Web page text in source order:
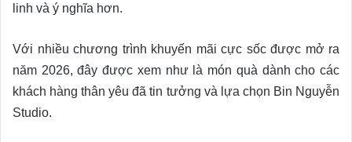
linh và ý nghĩa hơn.
Với nhiều chương trình khuyến mãi cực sốc được mở ra
năm 2026, đây được xem như là món quà dành cho các
khách hàng thân yêu đã tin tưởng và lựa chọn Bin Nguyễn
Studio.